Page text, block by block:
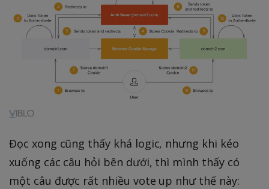
Đọc xong cũng thấy khá logic, nhưng khi kéo
xuống các câu hỏi bên dưới, thì mình thấy có
một câu được rất nhiều vote up như thế này: